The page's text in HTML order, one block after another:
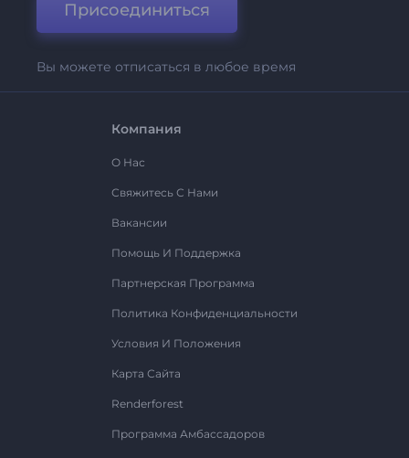
Присоединиться
Вы можете отписаться в любое время
Компания
О Нас
Свяжитесь С Нами
Вакансии
Помощь И Поддержка
Партнерская Программа
Политика Конфиденциальности
Условия И Положения
Карта Сайта
Renderforest
Программа Амбассадоров